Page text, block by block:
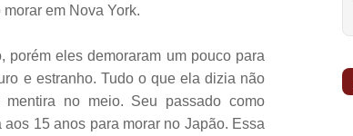
em Nova York.
eles demoraram um pouco para
e estranho. Tudo o que ela dizia não
no meio. Seu passado como
15 anos para morar no Japão. Essa